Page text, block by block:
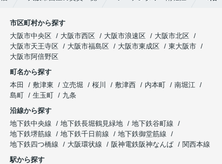
市区町村から探す
大阪市中央区
大阪市西区 大阪市浪速区
大阪市北区
大阪市天王寺区
大阪市福島区 大阪市東成区
東大阪市
大阪市阿倍野区
町名から探す
本田
敷津東 立売堀 桜川 敷津西 内本町
南堀江
島町
生玉町
九条
沿線から探す
地下鉄中央線
地下鉄長堀鶴見緑地
地下鉄谷町線
地下鉄堺筋線
地下鉄千日前線
地下鉄御堂筋線
地下鉄四つ橋線
大阪環状線 阪神電鉄阪神なんば
関西本線
駅から探す